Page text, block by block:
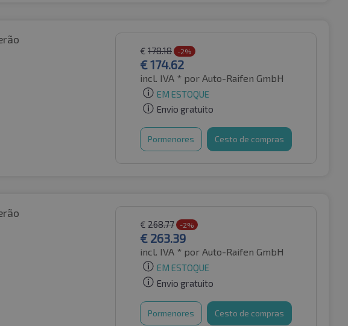
€ 178.18 -2%
€174.62
incl. IVA * por Auto-Raifen GmbH
EM ESTOQUE
Envio gratuito
Pormenores Cesto de compras
€ 268.77 -2%
€ 263.39
incl. IVA * por Auto-Raifen GmbH
EM ESTOQUE
Envio gratuito
Pormenores Cesto de compras